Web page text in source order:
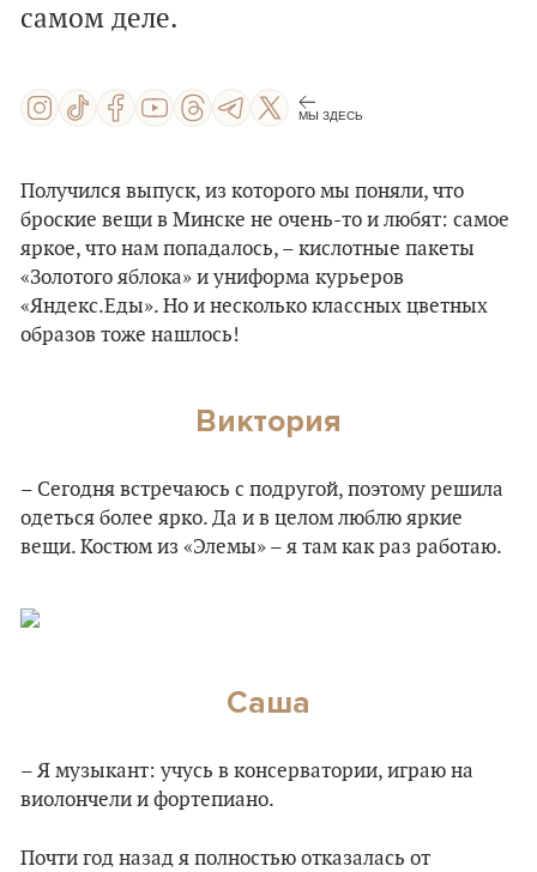
самом деле.
МЫ ЗДЕСЬ
Получился выпуск, из которого мы поняли, что
броские вещи в Минске не очень-то и любят: самое
яркое, что нам попадалось, – кислотные пакеты
«Золотого яблока» и униформа курьеров
«Яндекс.Еды». Но и несколько классных цветных
образов тоже нашлось!
Виктория
– Сегодня встречаюсь с подругой, поэтому решила
одеться более ярко. Да и в целом люблю яркие
вещи. Костюм из «Элемы» – я там как раз работаю.
Саша
– Я музыкант: учусь в консерватории, играю на
виолончели и фортепиано.
Почти год назад я полностью отказалась от